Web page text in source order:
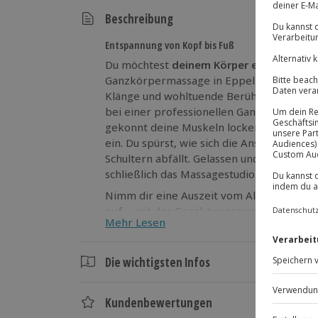
Beschreibung
Entspannung von Kopf bis Fuß
Du möchtest deinem Körper etwas
Ganzkörpermassage in Eppelheim.
Klänge und wohltuende Berührungen –
bei einer professionellen
gekonnt deine Muskeln lockert, stellt
ein. Du spürst, wie sich die Anspannung
Schultern abfällt. Gelassen und
schließlich das Massagestudio.
Nimm dir eine Auszeit vom Alltag und
auf
– mit der Ganzkörpermassage in
Mehr Lesen
Die wichtigsten Infos
Gesamtdauer: ca. 1 Stunde, 10 Minuten
Kundenbewertungen